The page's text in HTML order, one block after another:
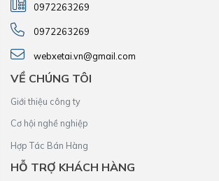
0972263269
0972263269
webxetai.vn@gmail.com
VỀ CHÚNG TÔI
Giới thiệu công ty
Cơ hội nghề nghiệp
Hợp Tác Bán Hàng
HỖ TRỢ KHÁCH HÀNG